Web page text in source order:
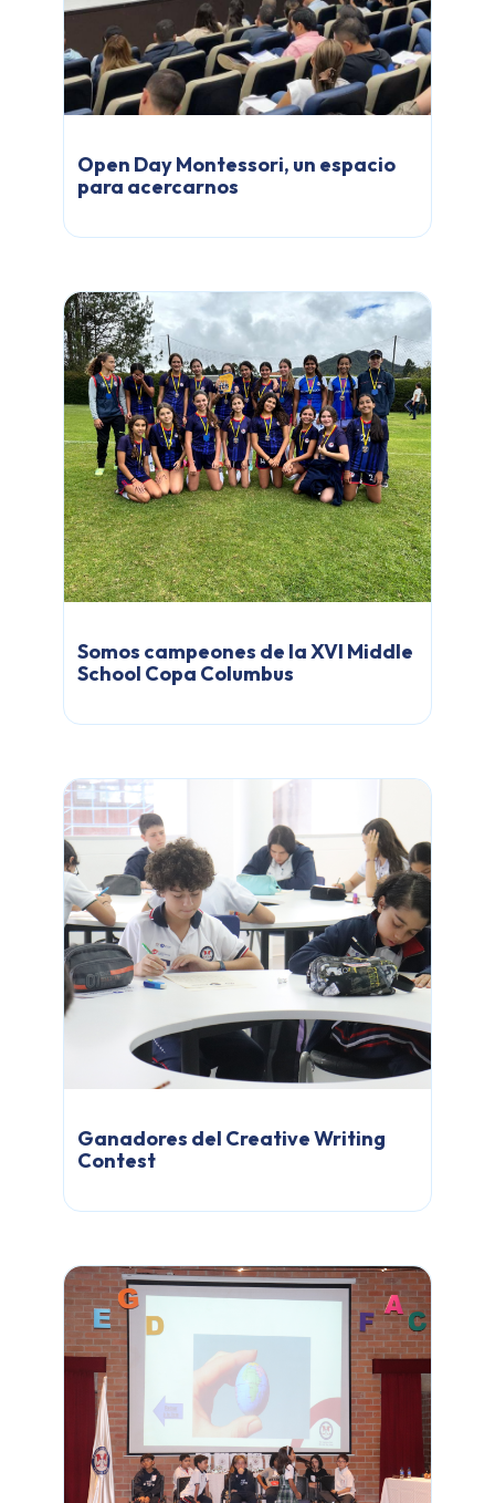
Open Day Montessori, un espacio
para acercarnos
Somos campeones de la XVI Middle
School Copa Columbus
Ganadores del Creative Writing
Contest